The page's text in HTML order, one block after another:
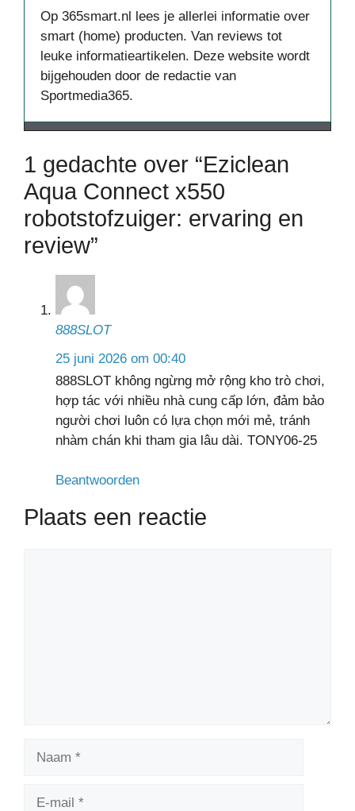
Op 365smart.nl lees je allerlei informatie over
smart (home) producten. Van reviews tot
leuke informatieartikelen. Deze website wordt
bijgehouden door de redactie van
Sportmedia365.
1 gedachte over “Eziclean
Aqua Connect x550
robotstofzuiger: ervaring en
review”
888SLOT
25 juni 2026 om 00:40
888SLOT không ngừng mở rộng kho trò chơi,
hợp tác với nhiều nhà cung cấp lớn, đảm bảo
người chơi luôn có lựa chọn mới mẻ, tránh
nhàm chán khi tham gia lâu dài. TONY06-25
Beantwoorden
Plaats een reactie